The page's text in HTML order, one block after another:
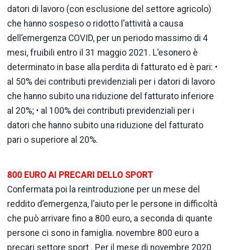
datori di lavoro (con esclusione del settore agricolo)
che hanno sospeso o ridotto l’attività a causa
dell’emergenza COVID, per un periodo massimo di 4
mesi, fruibili entro il 31 maggio 2021. L’esonero è
determinato in base alla perdita di fatturato ed è pari: •
al 50% dei contributi previdenziali per i datori di lavoro
che hanno subito una riduzione del fatturato inferiore
al 20%; • al 100% dei contributi previdenziali per i
datori che hanno subito una riduzione del fatturato
pari o superiore al 20%.
800 EURO AI PRECARI DELLO SPORT
Confermata poi la reintroduzione per un mese del
reddito d’emergenza, l’aiuto per le persone in difficoltà
che può arrivare fino a 800 euro, a seconda di quante
persone ci sono in famiglia. novembre 800 euro a
precari settore sport . Per il mese di novembre 2020